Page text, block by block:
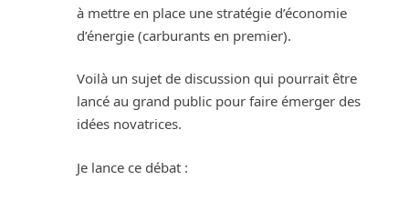
à mettre en place une stratégie d’économie
d’énergie (carburants en premier).
Voilà un sujet de discussion qui pourrait être
lancé au grand public pour faire émerger des
idées novatrices.
Je lance ce débat :